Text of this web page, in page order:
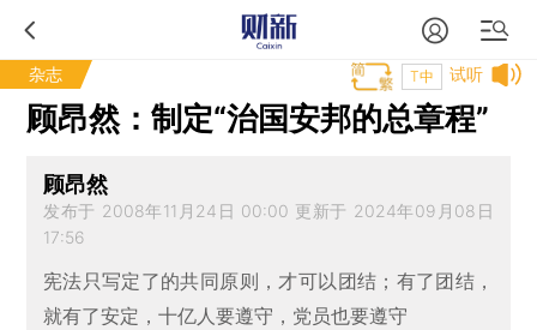
杂志 试听
T中
顾昂然：制定“治国安邦的总章程”
顾昂然
发布于 2008年11月24日 00:00 更新于 2024年09月08日
17:56
宪法只写定了的共同原则，才可以团结；有了团结，
就有了安定，十亿人要遵守，党员也要遵守